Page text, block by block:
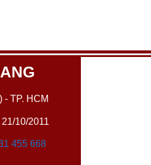
TP. HCM
10/2011
455 668